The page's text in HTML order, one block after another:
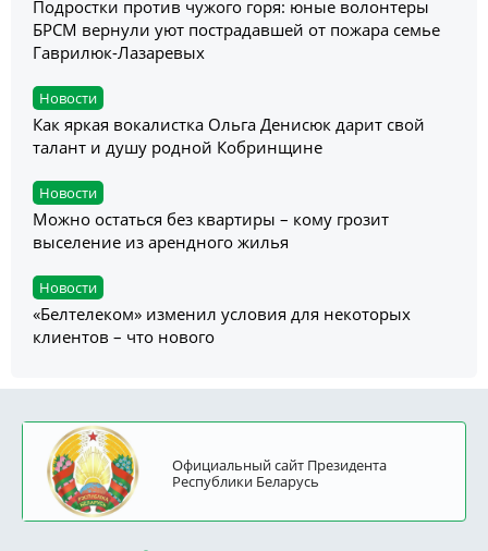
Подростки против чужого горя: юные волонтеры
БРСМ вернули уют пострадавшей от пожара семье
Гаврилюк-Лазаревых
Новости
Как яркая вокалистка Ольга Денисюк дарит свой
талант и душу родной Кобринщине
Новости
Можно остаться без квартиры – кому грозит
выселение из арендного жилья
Новости
«Белтелеком» изменил условия для некоторых
клиентов – что нового
Официальный сайт Президента
Республики Беларусь